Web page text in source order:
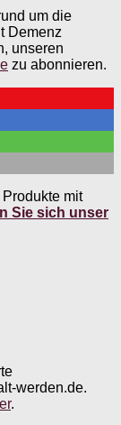
um die
Demenz
unseren
zu abonnieren.
mit
Sie sich unser
werden.de.
.